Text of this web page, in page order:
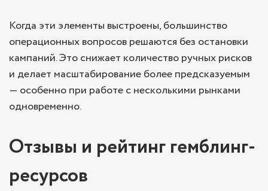
Когда эти элементы выстроены, большинство
операционных вопросов решаются без остановки
кампаний. Это снижает количество ручных рисков
и делает масштабирование более предсказуемым
— особенно при работе с несколькими рынками
одновременно.
Отзывы и рейтинг гемблинг-
ресурсов